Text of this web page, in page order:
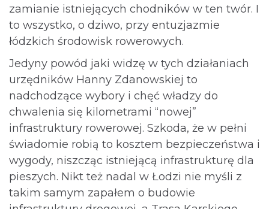
zamianie istniejących chodników w ten twór. I
to wszystko, o dziwo, przy entuzjazmie
łódzkich środowisk rowerowych.
Jedyny powód jaki widzę w tych działaniach
urzędników Hanny Zdanowskiej to
nadchodzące wybory i chęć władzy do
chwalenia się kilometrami “nowej”
infrastruktury rowerowej. Szkoda, że w pełni
świadomie robią to kosztem bezpieczeństwa i
wygody, niszcząc istniejącą infrastrukturę dla
pieszych. Nikt też nadal w Łodzi nie myśli z
takim samym zapałem o budowie